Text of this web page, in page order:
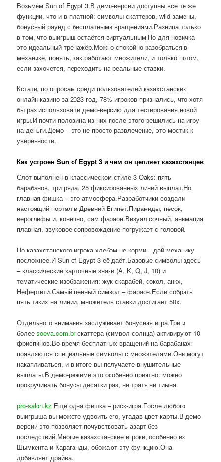
Возьмём Sun of Egypt 3.В демо-версии доступны все те же
функции, что и в платной: символы скаттеров, wild-замены,
бонусный раунд с бесплатными вращениями.Разница только
в том, что выигрыш остаётся виртуальным.Но для новичка
это идеальный тренажёр.Можно спокойно разобраться в
механике, понять, как работают множители, и только потом,
если захочется, переходить на реальные ставки.
Кстати, по опросам среди пользователей казахстанских
онлайн-казино за 2023 год, 78% игроков признались, что хотя
бы раз использовали демо-версию для тестирования новой
игры.И почти половина из них после этого решились на игру
на деньги.Демо – это не просто развлечение, это мостик к
уверенности.
Как устроен Sun of Egypt 3 и чем он цепляет казахстанцев
Слот выполнен в классическом стиле 3 Oaks: пять
барабанов, три ряда, 25 фиксированных линий выплат.Но
главная фишка – это атмосфера.Разработчики создали
настоящий портал в Древний Египет.Пирамиды, песок,
иероглифы и, конечно, сам фараон.Визуал сочный, анимация
плавная, звуковое сопровождение погружает с головой.
Но казахстанского игрока хлебом не корми – дай механику
посложнее.И Sun of Egypt 3 её даёт.Базовые символы здесь
– классические карточные знаки (A, K, Q, J, 10) и
тематические изображения: жук-скарабей, сокол, анкх,
Нефертити.Самый ценный символ – фараон.Если собрать
пять таких на линии, множитель ставки достигает 50x.
Отдельного внимания заслуживает бонусная игра.Три и
болееsoeva.com.brскаттера (символ солнца) активируют 10
фриспинов.Во время бесплатных вращений на барабанах
появляются специальные символы с множителями.Они могут
накапливаться, и в итоге вы получаете внушительные
выплаты.В демо-режиме это особенно приятно: можно
прокручивать бонусы десятки раз, не тратя ни тиына.
pro-salon.kz Ещё одна фишка – риск-игра.После любого
выигрыша вы можете удвоить его, угадав цвет карты.В демо-
версии это позволяет почувствовать азарт без
последствий.Многие казахстанские игроки, особенно из
Шымкента и Караганды, обожают эту функцию.Она
добавляет драйва.